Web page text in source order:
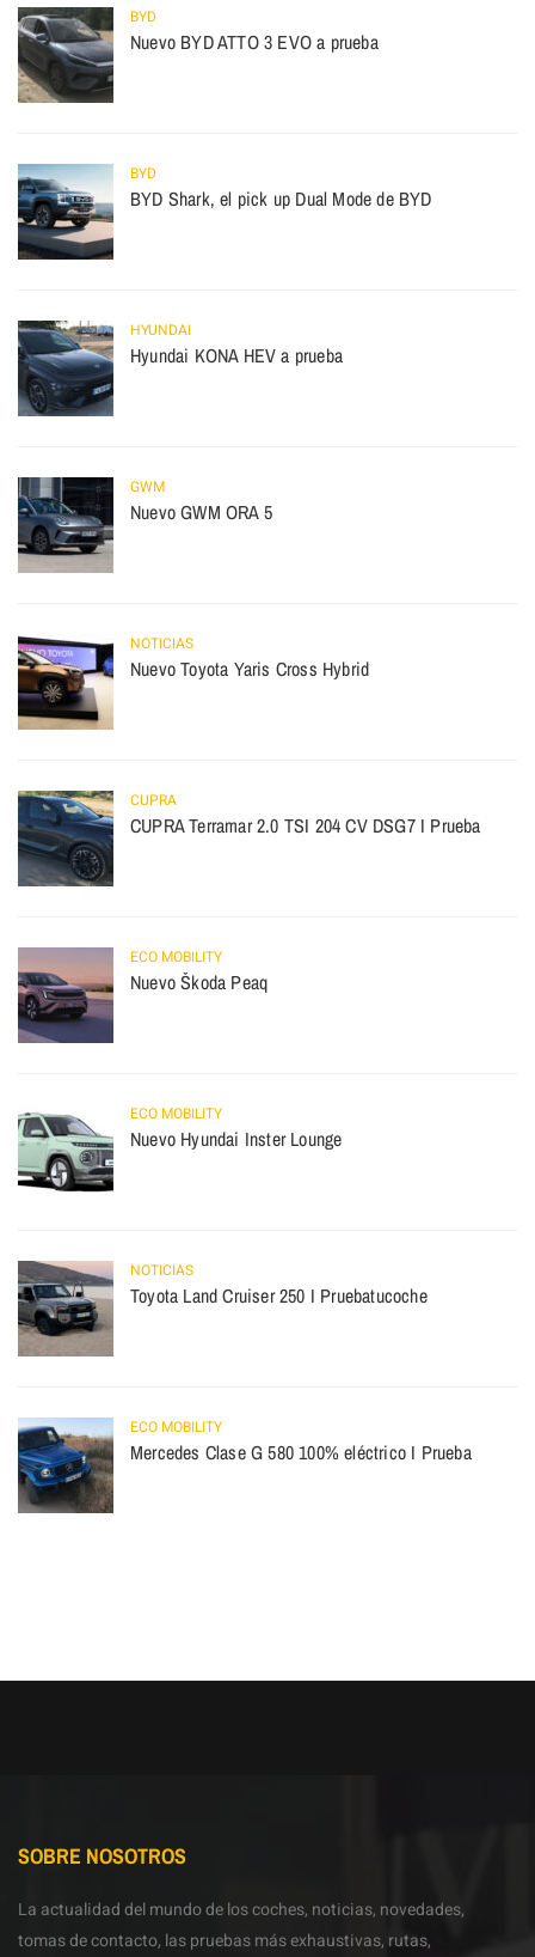
BYD
Nuevo BYD ATTO 3 EVO a prueba
BYD
BYD Shark, el pick up Dual Mode de BYD
HYUNDAI
Hyundai KONA HEV a prueba
GWM
Nuevo GWM ORA 5
NOTICIAS
Nuevo Toyota Yaris Cross Hybrid
CUPRA
CUPRA Terramar 2.0 TSI 204 CV DSG7 I Prueba
ECO MOBILITY
Nuevo Škoda Peaq
ECO MOBILITY
Nuevo Hyundai Inster Lounge
NOTICIAS
Toyota Land Cruiser 250 I Pruebatucoche
ECO MOBILITY
Mercedes Clase G 580 100% eléctrico I Prueba
SOBRE NOSOTROS
La actualidad del mundo de los coches, noticias, novedades,
tomas de contacto, las pruebas más exhaustivas, rutas,